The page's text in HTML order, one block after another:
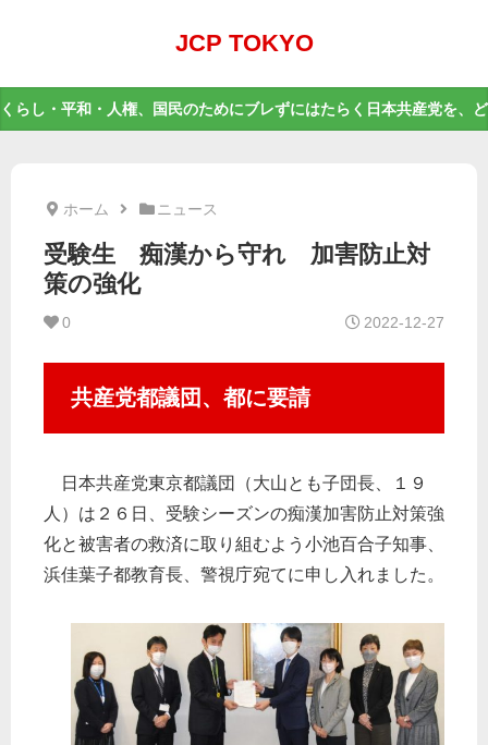
JCP TOKYO
くらし・平和・人権、国民のためにブレずにはたらく日本共産党を、
ホーム ニュース
受験生 痴漢から守れ 加害防止対
策の強化
0 2022-12-27
共産党都議団、都に要請
日本共産党東京都議団（大山とも子団長、１９
人）は２６日、受験シーズンの痴漢加害防止対策強
化と被害者の救済に取り組むよう小池百合子知事、
浜佳葉子都教育長、警視庁宛てに申し入れました。